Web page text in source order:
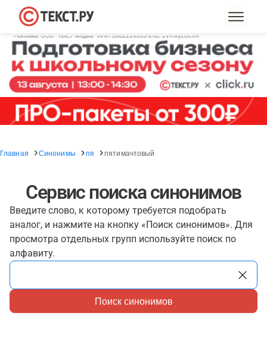
Главная Синонимы пя пятимачтовый
Сервис поиска синонимов
Введите слово, к которому требуется подобрать
аналог, и нажмите на кнопку «Поиск синонимов». Для
просмотра отдельных групп используйте поиск по
алфавиту.
Поиск синонимов